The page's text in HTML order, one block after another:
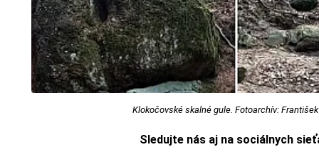
Klokočovské skalné gule. Fotoarchív:
Sledujte nás aj na sociálnych